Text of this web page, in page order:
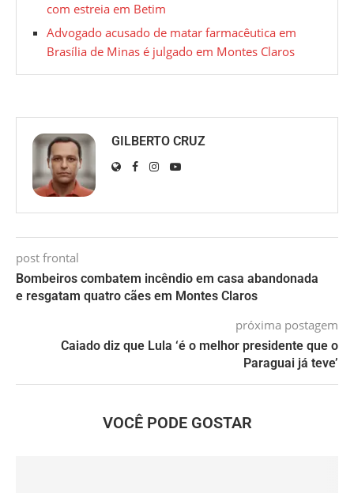
com estreia em Betim
Advogado acusado de matar farmacêutica em
Brasília de Minas é julgado em Montes Claros
GILBERTO CRUZ
post frontal
Bombeiros combatem incêndio em casa abandonada
e resgatam quatro cães em Montes Claros
próxima postagem
Caiado diz que Lula ‘é o melhor presidente que o
Paraguai já teve’
VOCÊ PODE GOSTAR